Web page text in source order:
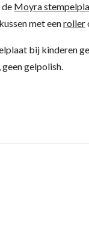
Moyra
met eenroller
bij kinderen
gelpolish.